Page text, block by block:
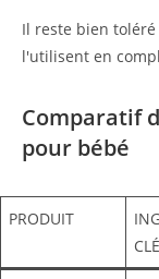
Il reste bien
l'utilisent en
Comparatif
pour bébé
PRODUIT